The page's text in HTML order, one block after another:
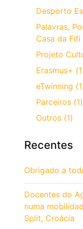
Desporto
Palavras,
Casa da Fifi
Projeto
Erasmus+
eTwinning
Parceiros (1)
Outros (1)
Recentes
Obrigado a
Docentes do
numa
Split, Croácia